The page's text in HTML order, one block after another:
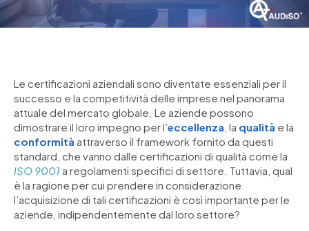
Le certificazioni aziendali sono diventate essenziali per il
successo e la competitività delle imprese nel panorama
attuale del mercato globale. Le aziende possono
dimostrare il loro impegno per l’eccellenza , la qualità e la
conformità attraverso il framework fornito da questi
standard, che vanno dalle certificazioni di qualità come la
ISO 9001 a regolamenti specifici di settore. Tuttavia, qual
è la ragione per cui prendere in considerazione
l’acquisizione di tali certificazioni è così importante per le
aziende, indipendentemente dal loro settore?